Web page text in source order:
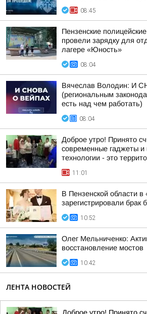
08:45
Пензенские
провели зарядку для
лагере «Юность»
08:04
Вячеслав Володин: И
(региональным
есть над чем работать)
08:04
Доброе утро! Принято
современные гаджеты
технологии - это
11:01
В Пензенской области в
зарегистрировали брак
10:52
Олег Мельниченко:
восстановление мостов
10:42
ЛЕНТА НОВОСТЕЙ